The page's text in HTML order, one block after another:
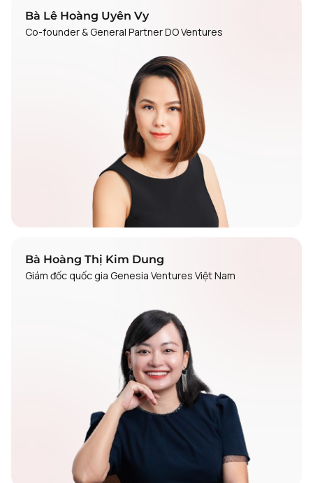
Bà Lê Hoàng Uyên Vy
Co-founder & General Partner DO Ventures
Bà Hoàng Thị Kim Dung
Giám đốc quốc gia Genesia Ventures Việt Nam